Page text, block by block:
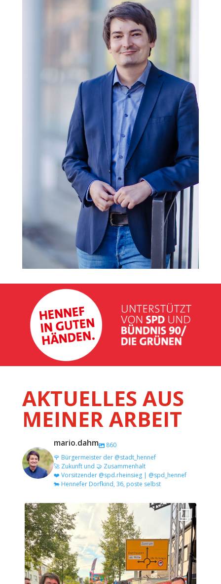
AKTUELLES AUS
MEINER ARBEIT
mario.dahm
860
🌹 Bürgermeister der @stadt_hennef
🚀 Zukunft und 🤝 Zusammenhalt
❤️ Vorsitzender @spd.rheinsieg | @spd_hennef
🐄 Hennefer Dorfkind, 36, poste selbst